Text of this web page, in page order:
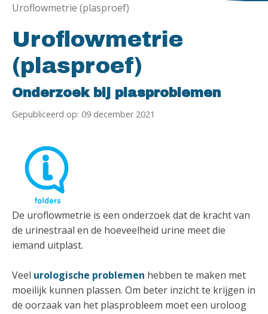
Uroflowmetrie (plasproef)
Uroflowmetrie
(plasproef)
Onderzoek bij plasproblemen
Gepubliceerd op: 09 december 2021
De uroflowmetrie is een onderzoek dat de kracht van
de urinestraal en de hoeveelheid urine meet die
iemand uitplast.
Veel urologische problemen hebben te maken met
moeilijk kunnen plassen. Om beter inzicht te krijgen in
de oorzaak van het plasprobleem moet een uroloog